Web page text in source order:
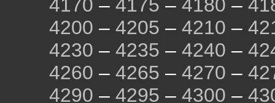
4170 – 4175 – 4180 –
4200 – 4205 – 4210 –
4230 – 4235 – 4240 –
4260 – 4265 – 4270 –
4290 – 4295 – 4300 –